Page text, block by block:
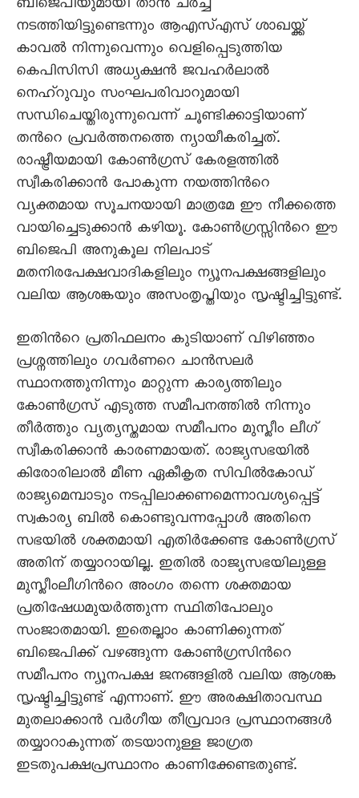
ബിജെപിയുമായി താന്‍ ചര്‍ച്ച
നടത്തിയിട്ടുണ്ടെന്നും ആഎസ്എസ് ശാഖയ്ക്ക്
കാവല്‍ നിന്നുവെന്നും വെളിപ്പെടുത്തിയ
കെപിസിസി അധ്യക്ഷന്‍ ജവഹര്‍ലാല്‍
നെഹ്റുവും സംഘപരിവാറുമായി
സന്ധിചെയ്തിരുന്നുവെന്ന് ചൂണ്ടിക്കാട്ടിയാണ്
തന്‍റെ പ്രവര്‍ത്തനത്തെ ന്യായീകരിച്ചത്.
രാഷ്ട്രീയമായി കോണ്‍ഗ്രസ് കേരളത്തില്‍
സ്വീകരിക്കാന്‍ പോകുന്ന നയത്തിന്‍റെ
വ്യക്തമായ സൂചനയായി മാത്രമേ ഈ നീക്കത്തെ
വായിച്ചെടുക്കാന്‍ കഴിയൂ. കോണ്‍ഗ്രസ്സിന്‍റെ ഈ
ബിജെപി അനുകൂല നിലപാട്
മതനിരപേക്ഷവാദികളിലും ന്യൂനപക്ഷങ്ങളിലും
വലിയ ആശങ്കയും അസംതൃപ്തിയും സൃഷ്ടിച്ചിട്ടുണ്ട്.
ഇതിന്‍റെ പ്രതിഫലനം കുടിയാണ് വിഴിഞ്ഞം
പ്രശ്നത്തിലും ഗവര്‍ണറെ ചാന്‍സലര്‍
സ്ഥാനത്തുനിന്നും മാറ്റുന്ന കാര്യത്തിലും
കോണ്‍ഗ്രസ് എടുത്ത സമീപനത്തില്‍ നിന്നും
തീര്‍ത്തും വ്യത്യസ്തമായ സമീപനം മുസ്ലീം ലീഗ്
സ്വീകരിക്കാന്‍ കാരണമായത്. രാജ്യസഭയില്‍
കിരോരിലാല്‍ മീണ ഏകീകൃത സിവില്‍കോഡ്
രാജ്യമെമ്പാടും നടപ്പിലാക്കണമെന്നാവശ്യപ്പെട്ട്
സ്വകാര്യ ബില്‍ കൊണ്ടുവന്നപ്പോള്‍ അതിനെ
സഭയില്‍ ശക്തമായി എതിര്‍ക്കേണ്ട കോണ്‍ഗ്രസ്
അതിന് തയ്യാറായില്ല. ഇതില്‍ രാജ്യസഭയിലുള്ള
മുസ്ലീംലീഗിന്‍റെ അംഗം തന്നെ ശക്തമായ
പ്രതിഷേധമുയര്‍ത്തുന്ന സ്ഥിതിപോലും
സംജാതമായി. ഇതെല്ലാം കാണിക്കുന്നത്
ബിജെപിക്ക് വഴങ്ങുന്ന കോണ്‍ഗ്രസിന്‍റെ
സമീപനം ന്യൂനപക്ഷ ജനങ്ങളില്‍ വലിയ ആശങ്ക
സൃഷ്ടിച്ചിട്ടുണ്ട് എന്നാണ്. ഈ അരക്ഷിതാവസ്ഥ
മുതലാക്കാന്‍ വര്‍ഗീയ തീവ്രവാദ പ്രസ്ഥാനങ്ങള്‍
തയ്യാറാകുന്നത് തടയാനുള്ള ജാഗ്രത
ഇടതുപക്ഷപ്രസ്ഥാനം കാണിക്കേണ്ടതുണ്ട്.